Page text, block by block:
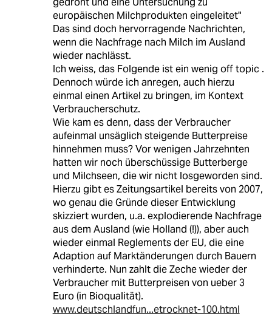
europäischen Milchprodukten eingeleitet"
Das sind doch hervorragende Nachrichten,
wenn die Nachfrage nach Milch im Ausland
wieder nachlässt.
Ich weiss, das Folgende ist ein wenig off topic .
Dennoch würde ich anregen, auch hierzu
einmal einen Artikel zu bringen, im Kontext
Verbraucherschutz.
Wie kam es denn, dass der Verbraucher
aufeinmal unsäglich steigende Butterpreise
hinnehmen muss? Vor wenigen Jahrzehnten
hatten wir noch überschüssige Butterberge
und Milchseen, die wir nicht losgeworden sind.
Hierzu gibt es Zeitungsartikel bereits von 2007,
wo genau die Gründe dieser Entwicklung
skizziert wurden, u.a. explodierende Nachfrage
aus dem Ausland (wie Holland (!)), aber auch
wieder einmal Reglements der EU, die eine
Adaption auf Marktänderungen durch Bauern
verhinderte. Nun zahlt die Zeche wieder der
Verbraucher mit Butterpreisen von ueber 3
Euro (in Bioqualität).
www.deutschlandfun...etrocknet-100.html